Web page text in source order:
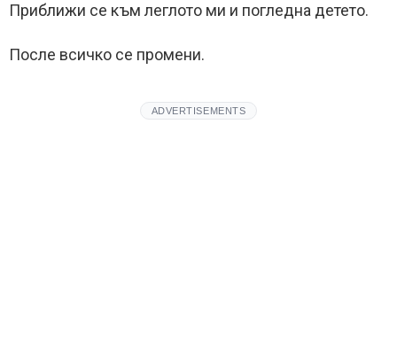
Приближи се към леглото ми и погледна детето.
После всичко се промени.
ADVERTISEMENTS